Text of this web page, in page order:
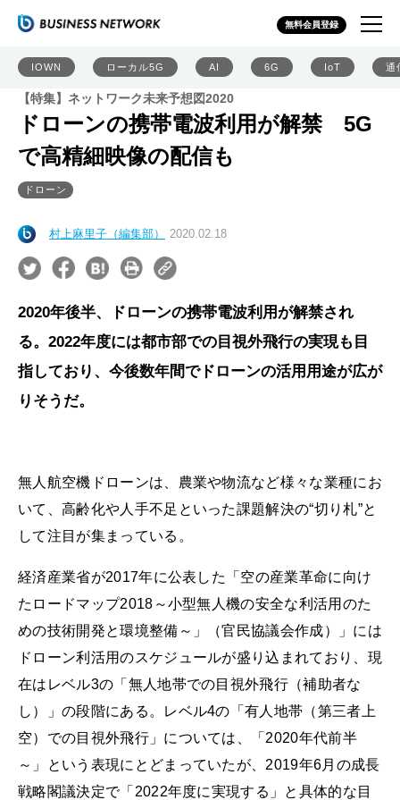
無料会員登録
IOWN ローカル5G AI 6G IoT 通
【特集】ネットワーク未来予想図2020
ドローンの携帯電波利用が解禁 5G
で高精細映像の配信も
ドローン
村上麻里子（編集部） 2020.02.18
2020年後半、ドローンの携帯電波利用が解禁され
る。2022年度には都市部での目視外飛行の実現も目
指しており、今後数年間でドローンの活用用途が広が
りそうだ。
無人航空機ドローンは、農業や物流など様々な業種にお
いて、高齢化や人手不足といった課題解決の“切り札”と
して注目が集まっている。
経済産業省が2017年に公表した「空の産業革命に向け
たロードマップ2018～小型無人機の安全な利活用のた
めの技術開発と環境整備～」（官民協議会作成）」には
ドローン利活用のスケジュールが盛り込まれており、現
在はレベル3の「無人地帯での目視外飛行（補助者な
し）」の段階にある。レベル4の「有人地帯（第三者上
空）での目視外飛行」については、「2020年代前半
～」という表現にとどまっていたが、2019年6月の成長
戦略閣議決定で「2022年度に実現する」と具体的な目